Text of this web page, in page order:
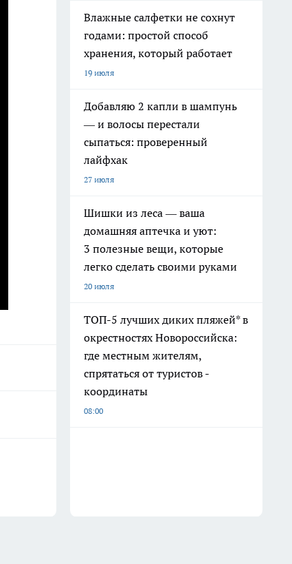
Влажные салфетки не сохнут
годами: простой способ
хранения, который работает
19 июля
Добавляю 2 капли в шампунь
— и волосы перестали
сыпаться: проверенный
лайфхак
27 июля
Шишки из леса — ваша
домашняя аптечка и уют:
3 полезные вещи, которые
легко сделать своими руками
20 июля
ТОП-5 лучших диких пляжей* в
окрестностях Новороссийска:
где местным жителям,
спрятаться от туристов -
координаты
08:00